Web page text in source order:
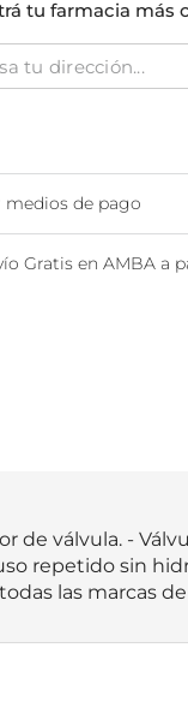
Espacio
tu farmacia más
medios de pago
Gratis en AMBA a
de válvula. -
repetido sin
las marcas